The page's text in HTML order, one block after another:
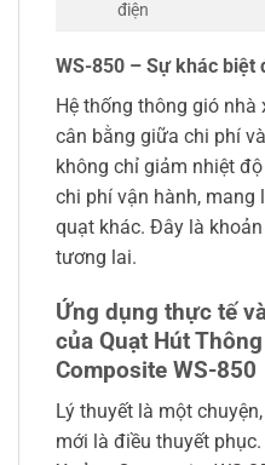
điện
WS-850 – Sự khác biệt
Hệ thống thông gió
cân bằng giữa chi phí
không chỉ giảm nhiệt
chi phí vận hành, mang
quạt khác. Đây là
tương lai.
Ứng dụng thực tế
của Quạt Hút
Composite WS-850
Lý thuyết là một
mới là điều thuyết